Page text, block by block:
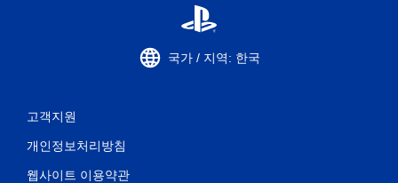
국가 / 지역: 한국
고객지원
개인정보처리방침
웹사이트 이용약관